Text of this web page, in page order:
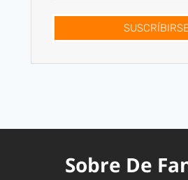
SUSCRÍBIRSE
Sobre De